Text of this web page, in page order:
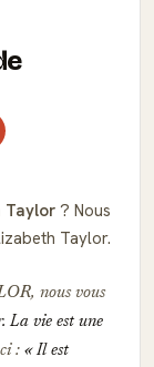
Taylor? Nous
Taylor.
, nous vous
La vie est une
:
Il est